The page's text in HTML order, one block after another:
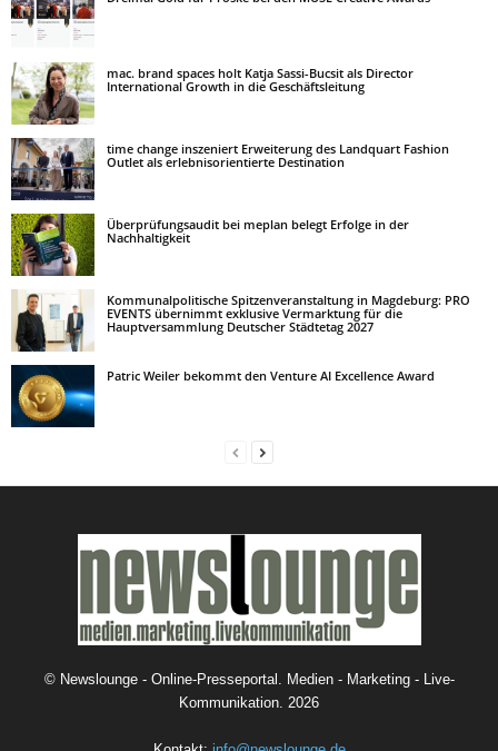
mac. brand spaces holt Katja Sassi-Bucsit als Director
International Growth in die Geschäftsleitung
time change inszeniert Erweiterung des Landquart Fashion
Outlet als erlebnisorientierte Destination
Überprüfungsaudit bei meplan belegt Erfolge in der
Nachhaltigkeit
Kommunalpolitische Spitzenveranstaltung in Magdeburg: PRO
EVENTS übernimmt exklusive Vermarktung für die
Hauptversammlung Deutscher Städtetag 2027
Patric Weiler bekommt den Venture AI Excellence Award
© Newslounge - Online-Presseportal. Medien - Marketing - Live-
Kommunikation. 2026